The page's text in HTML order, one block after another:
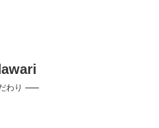
わり